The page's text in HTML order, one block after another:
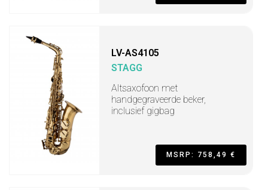
LV-AS4105
STAGG
Altsaxofoon met
handgegraveerde beker,
inclusief gigbag
MSRP: 758,49 €